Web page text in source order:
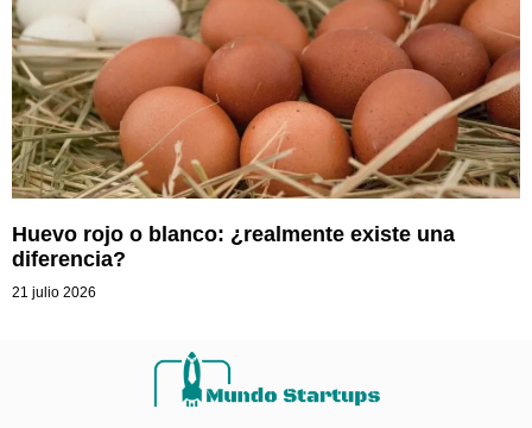
Huevo rojo o blanco: ¿realmente existe una
diferencia?
21 julio 2026